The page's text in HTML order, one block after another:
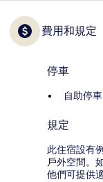
費用和規定
停車
自助停
規定
此住宿設有
戶外空間。
他們可提供